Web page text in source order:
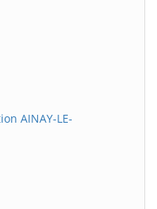
AINAY-LE-